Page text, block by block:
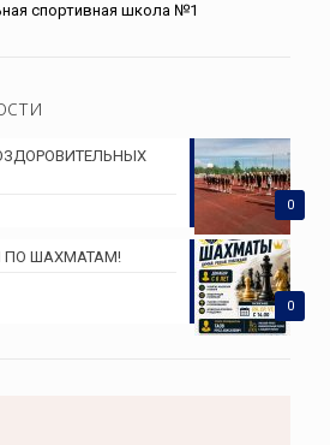
спортивная школа №1
0
0
ПО ШАХМАТАМ!